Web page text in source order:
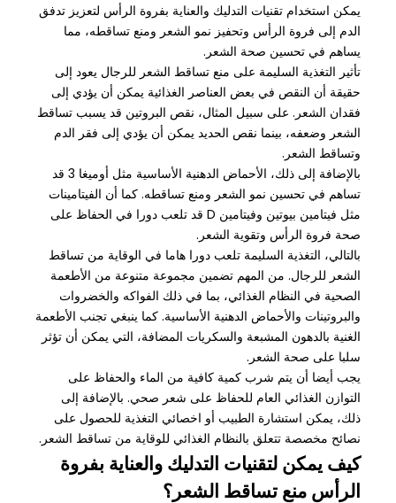
يمكن استخدام تقنيات التدليك والعناية بفروة الرأس لتعزيز تدفق
الدم إلى فروة الرأس وتحفيز نمو الشعر ومنع تساقطه، مما
يساهم في تحسين صحة الشعر.
تأثير التغذية السليمة على منع تساقط الشعر للرجال يعود إلى
حقيقة أن النقص في بعض العناصر الغذائية يمكن أن يؤدي إلى
فقدان الشعر. على سبيل المثال، نقص البروتين قد يسبب تساقط
الشعر وضعفه، بينما نقص الحديد يمكن أن يؤدي إلى فقر الدم
وتساقط الشعر.
بالإضافة إلى ذلك، الأحماض الدهنية الأساسية مثل أوميغا 3 قد
تساهم في تحسين نمو الشعر ومنع تساقطه. كما أن الفيتامينات
مثل فيتامين بيوتين وفيتامين D قد تلعب دورا في الحفاظ على
صحة فروة الرأس وتقوية الشعر.
بالتالي، التغذية السليمة تلعب دورا هاما في الوقاية من تساقط
الشعر للرجال. من المهم تضمين مجموعة متنوعة من الأطعمة
الصحية في النظام الغذائي، بما في ذلك الفواكه والخضروات
والبروتينات والأحماض الدهنية الأساسية. كما ينبغي تجنب الأطعمة
الغنية بالدهون المشبعة والسكريات المضافة، التي يمكن أن تؤثر
سلبا على صحة الشعر.
يجب أيضا أن يتم شرب كمية كافية من الماء والحفاظ على
التوازن الغذائي العام للحفاظ على شعر صحي. بالإضافة إلى
ذلك، يمكن استشارة الطبيب أو اخصائي التغذية للحصول على
نصائح مخصصة تتعلق بالنظام الغذائي للوقاية من تساقط الشعر.
كيف يمكن لتقنيات التدليك والعناية بفروة
الرأس منع تساقط الشعر؟